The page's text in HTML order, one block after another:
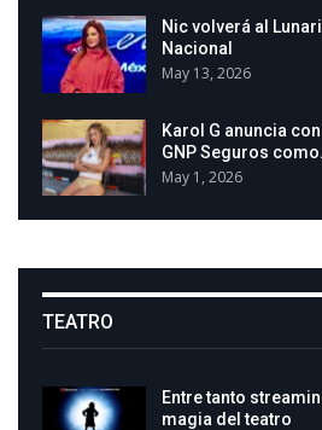
Nic volverá al
Nacional
May 13, 2026
Karol G anuncia
GNP Seguros
May 1, 2026
TEATRO
Entre tanto
magia del teatro